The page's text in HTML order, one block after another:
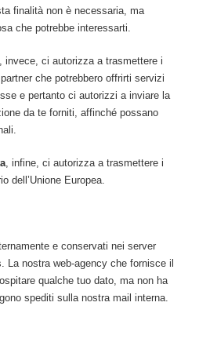
finalità non è necessaria, ma
che potrebbe interessarti.
, invece, ci autorizza a trasmettere i
che potrebbero offrirti servizi
e pertanto ci autorizzi a inviare la
da te forniti, affinché possano
, infine, ci autorizza a trasmettere i
dell’Unione Europea.
e conservati nei server
La nostra web-agency che fornisce il
qualche tuo dato, ma non ha
spediti sulla nostra mail interna.